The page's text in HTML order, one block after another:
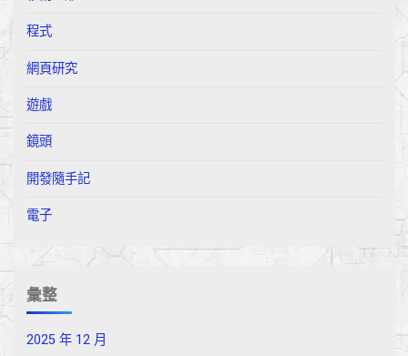
程式
網頁研究
遊戲
鏡頭
開發隨手記
電子
彙整
2025 年 12 月